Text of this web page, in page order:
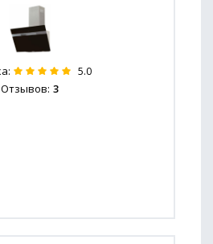
5.0
Отзывов: 3